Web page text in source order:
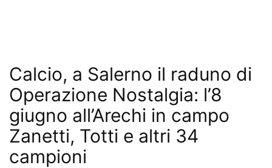
Calcio, a Salerno il raduno di
Operazione Nostalgia: l’8
giugno all’Arechi in campo
Zanetti, Totti e altri 34
campioni